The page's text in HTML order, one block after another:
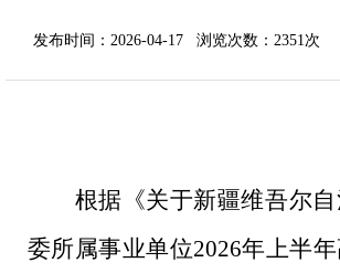
发布时间：2026-04-17 浏览次数： 2351次
根据《关于新疆维吾尔
委所属事业单位2026年上半年